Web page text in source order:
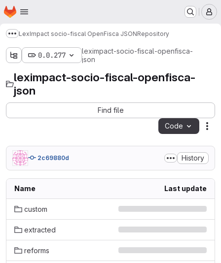
Skip to main content
Homepage
Show more breadcrumbs
LexImpact socio-fiscal OpenFisca JSONRepository
0.0.277
leximpact-socio-fiscal-openfisca-
json
leximpact-socio-fiscal-openfisca-
json
Find file
Code
2c69880d History
Name Last update
custom
extracted
reforms